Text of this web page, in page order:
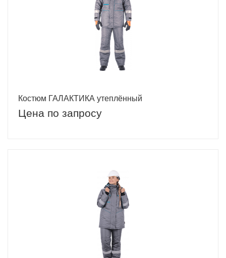
Костюм ГАЛАКТИКА утеплённый
Цена по запросу